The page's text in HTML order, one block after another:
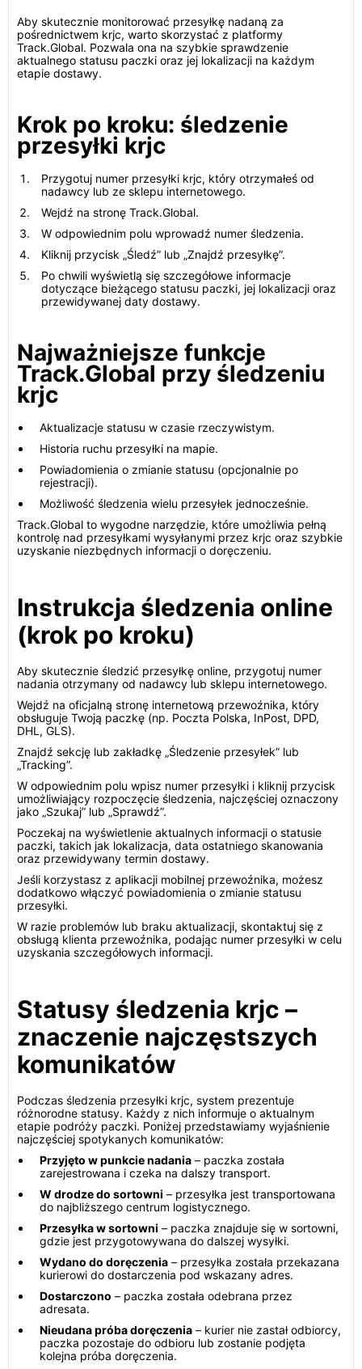
Aby skutecznie monitorować przesyłkę nadaną za
pośrednictwem krjc, warto skorzystać z platformy
Track.Global. Pozwala ona na szybkie sprawdzenie
aktualnego statusu paczki oraz jej lokalizacji na każdym
etapie dostawy.
Krok po kroku: śledzenie
przesyłki krjc
Przygotuj numer przesyłki krjc, który otrzymałeś od
nadawcy lub ze sklepu internetowego.
Wejdź na stronę Track.Global.
W odpowiednim polu wprowadź numer śledzenia.
Kliknij przycisk „Śledź” lub „Znajdź przesyłkę”.
Po chwili wyświetlą się szczegółowe informacje
dotyczące bieżącego statusu paczki, jej lokalizacji oraz
przewidywanej daty dostawy.
Najważniejsze funkcje
Track.Global przy śledzeniu
krjc
Aktualizacje statusu w czasie rzeczywistym.
Historia ruchu przesyłki na mapie.
Powiadomienia o zmianie statusu (opcjonalnie po
rejestracji).
Możliwość śledzenia wielu przesyłek jednocześnie.
Track.Global to wygodne narzędzie, które umożliwia pełną
kontrolę nad przesyłkami wysyłanymi przez krjc oraz szybkie
uzyskanie niezbędnych informacji o doręczeniu.
Instrukcja śledzenia online
(krok po kroku)
Aby skutecznie śledzić przesyłkę online, przygotuj numer
nadania otrzymany od nadawcy lub sklepu internetowego.
Wejdź na oficjalną stronę internetową przewoźnika, który
obsługuje Twoją paczkę (np. Poczta Polska, InPost, DPD,
DHL, GLS).
Znajdź sekcję lub zakładkę „Śledzenie przesyłek” lub
„Tracking”.
W odpowiednim polu wpisz numer przesyłki i kliknij przycisk
umożliwiający rozpoczęcie śledzenia, najczęściej oznaczony
jako „Szukaj” lub „Sprawdź”.
Poczekaj na wyświetlenie aktualnych informacji o statusie
paczki, takich jak lokalizacja, data ostatniego skanowania
oraz przewidywany termin dostawy.
Jeśli korzystasz z aplikacji mobilnej przewoźnika, możesz
dodatkowo włączyć powiadomienia o zmianie statusu
przesyłki.
W razie problemów lub braku aktualizacji, skontaktuj się z
obsługą klienta przewoźnika, podając numer przesyłki w celu
uzyskania szczegółowych informacji.
Statusy śledzenia krjc –
znaczenie najczęstszych
komunikatów
Podczas śledzenia przesyłki krjc, system prezentuje
różnorodne statusy. Każdy z nich informuje o aktualnym
etapie podróży paczki. Poniżej przedstawiamy wyjaśnienie
najczęściej spotykanych komunikatów:
Przyjęto w punkcie nadania – paczka została
zarejestrowana i czeka na dalszy transport.
W drodze do sortowni – przesyłka jest transportowana
do najbliższego centrum logistycznego.
Przesyłka w sortowni – paczka znajduje się w sortowni,
gdzie jest przygotowywana do dalszej wysyłki.
Wydano do doręczenia – przesyłka została przekazana
kurierowi do dostarczenia pod wskazany adres.
Dostarczono – paczka została odebrana przez
adresata.
Nieudana próba doręczenia – kurier nie zastał odbiorcy,
paczka pozostaje do odbioru lub zostanie podjęta
kolejna próba doręczenia.